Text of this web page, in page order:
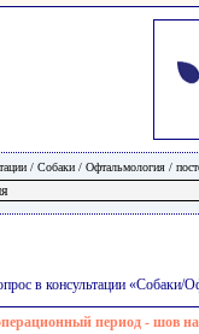
/ Собаки / Офтальмология /
в консультации «Собаки/
период - шов